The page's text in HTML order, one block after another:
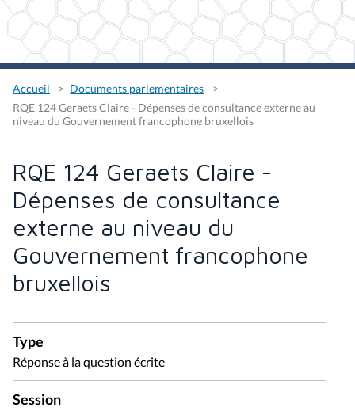
Accueil
Documents parlementaires
RQE 124 Geraets Claire - Dépenses de consultance externe au
niveau du Gouvernement francophone bruxellois
RQE 124 Geraets Claire -
Dépenses de consultance
externe au niveau du
Gouvernement francophone
bruxellois
Type
Réponse à la question écrite
Session